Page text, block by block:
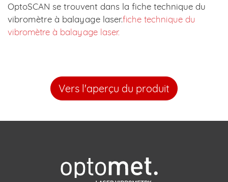
OptoSCAN se trouvent dans la fiche technique du
vibromètre à balayage laser.fiche technique du
vibromètre à balayage laser.
Vers l'aperçu du produit